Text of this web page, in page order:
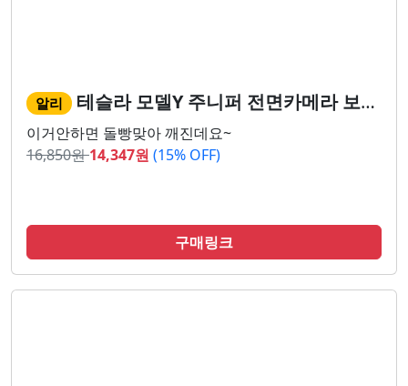
알리 테슬라 모델Y 주니퍼 전면카메라 보호커버!!
이거안하면 돌빵맞아 깨진데요~
16,850원14,347원 (15% OFF)
구매링크